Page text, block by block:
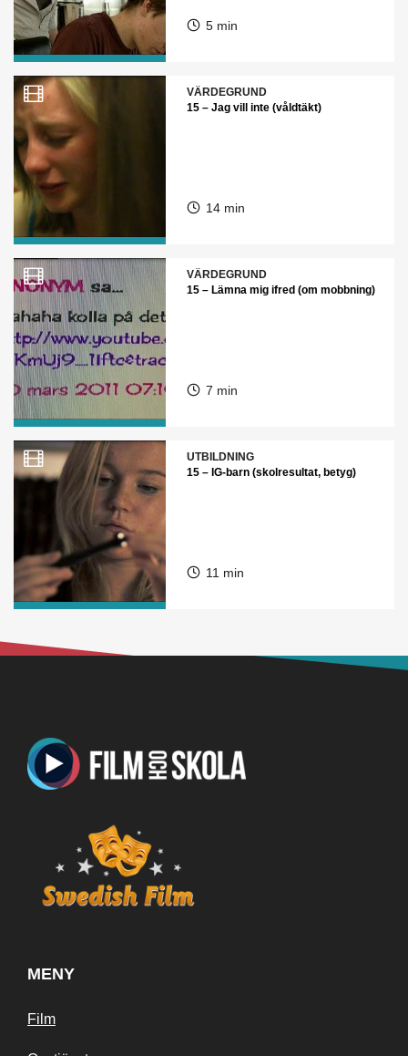
5 min
VÄRDEGRUND
15 – Jag vill inte (våldtäkt)
14 min
VÄRDEGRUND
15 – Lämna mig ifred (om mobbning)
7 min
UTBILDNING
15 – IG-barn (skolresultat, betyg)
11 min
MENY
Film